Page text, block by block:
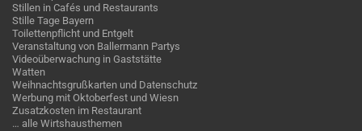
Stillen in Cafés und Restaurants
Stille Tage Bayern
Toilettenpflicht und Entgelt
Veranstaltung von Ballermann Partys
Videoüberwachung in Gaststätte
Watten
Weihnachtsgrußkarten und Datenschutz
Werbung mit Oktoberfest und Wiesn
Zusatzkosten im Restaurant
… alle Wirtshausthemen